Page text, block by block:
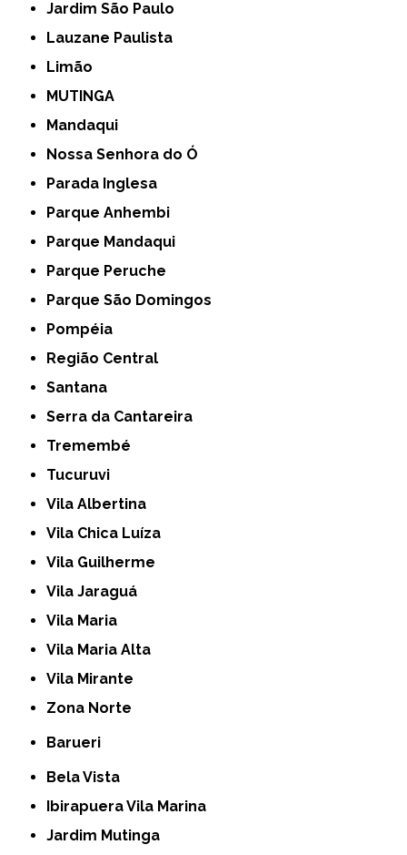
Jardim São Paulo
Lauzane Paulista
Limão
MUTINGA
Mandaqui
Nossa Senhora do Ó
Parada Inglesa
Parque Anhembi
Parque Mandaqui
Parque Peruche
Parque São Domingos
Pompéia
Região Central
Santana
Serra da Cantareira
Tremembé
Tucuruvi
Vila Albertina
Vila Chica Luíza
Vila Guilherme
Vila Jaraguá
Vila Maria
Vila Maria Alta
Vila Mirante
Zona Norte
Barueri
Bela Vista
Ibirapuera Vila Marina
Jardim Mutinga